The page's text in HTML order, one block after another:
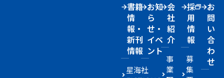
書籍
情
報・
新刊
情報
星海社
お知
ら
せ・
イベ
ント
会
社
紹
介
事
業
採
用
情
報
募
集
お
問
い
合
わ
せ